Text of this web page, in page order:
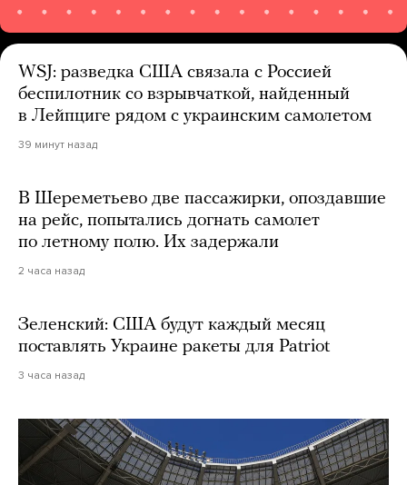
WSJ: разведка США связала с Россией
беспилотник со взрывчаткой, найденный
в Лейпциге рядом с украинским самолетом
39 минут назад
В Шереметьево две пассажирки, опоздавшие
на рейс, попытались догнать самолет
по летному полю. Их задержали
2 часа назад
Зеленский: США будут каждый месяц
поставлять Украине ракеты для Patriot
3 часа назад